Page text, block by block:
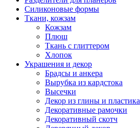
Силиконовые формы
Ткани, кожзам
Кожзам
Плюш
Ткань с глиттером
Хлопок
Украшения и декор
Брадсы и анкера
Вырубка из кардстока
Высечки
Декор из глины и пластика
Декоративные рамочки
Декоративный скотч